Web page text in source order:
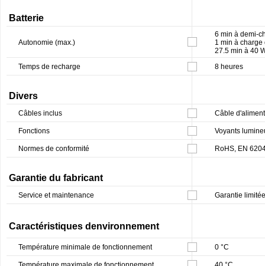
Batterie
Autonomie (max.)
6 min à demi-
1 min à charge
27.5 min à 40
Temps de recharge
8 heures
Divers
Câbles inclus Câble
Fonctions Voyants
Normes de conformité RoHS, EN
Garantie du fabricant
Service et maintenance Garantie
Caractéristiques denvironnement
Température minimale de fonctionnement 0 °C